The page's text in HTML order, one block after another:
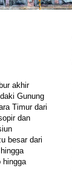
akhir
Gunung
Timur dari
dan
besar dari
hingga